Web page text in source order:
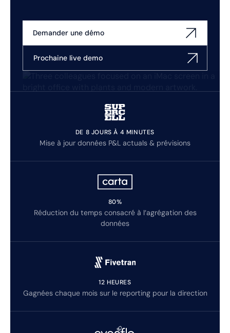
Demander une démo
Prochaine live demo
DE 8 JOURS À 4 MINUTES
Mise à jour données P&L actuals & prévisions
80%
Réduction du temps consacré à l’agrégation des
données
12 HEURES
Gagnées chaque mois sur le reporting pour la direction